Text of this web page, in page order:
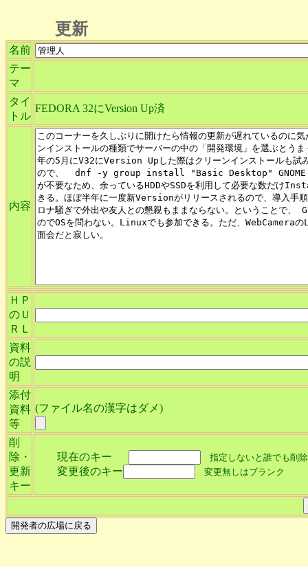
更新
名前
テー
マ
タイ
トル
FEDORA 32にVersion Up済
内容
ＨＰ
のＵ
ＲＬ
資料
の説
明
添付
資料
等
(ファイル名の漢字はダメ)
削
除・
更新
キー
現在のキー 指定しないと誰でも削
変更後のキー 変更無しはブランク